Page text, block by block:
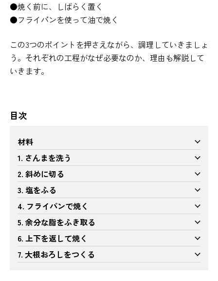
●焼く前に、しばらく置く
●フライパンを使って油で焼く
この3つのポイントを押さえながら、調理していきましょ
う。それぞれの工程がなぜ必要なのか、理由も解説して
いきます。
目次
材料
1. さんまを洗う
2. 斜めに切る
3. 塩をふる
4. フライパンで焼く
5. 余分な脂をふき取る
6. 上下を返して焼く
7. 大根おろしをつくる